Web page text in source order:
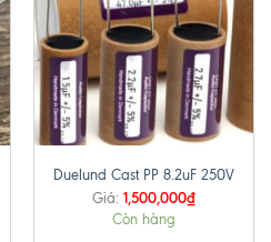
Duelund Cast PP 8.2uF 250V
Giá: 1,500,000₫
Còn hàng